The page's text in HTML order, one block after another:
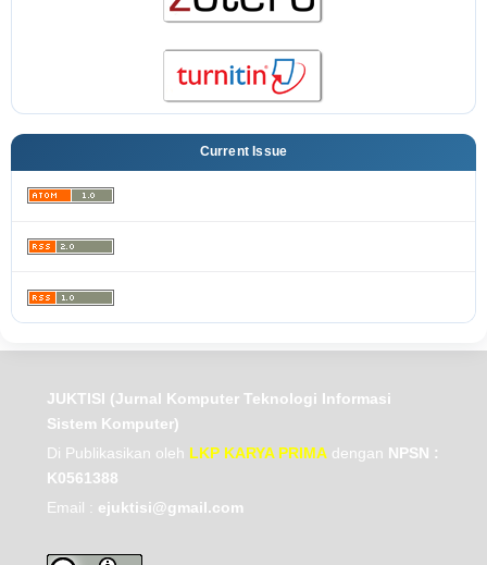
Current Issue
JUKTISI (Jurnal Komputer Teknologi Informasi
Sistem Komputer)
Di Publikasikan oleh LKP KARYA PRIMA dengan NPSN :
K0561388
Email : ejuktisi@gmail.com